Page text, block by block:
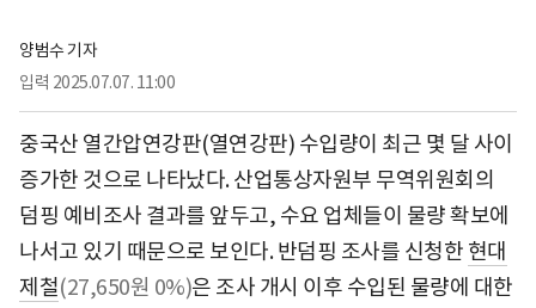
양범수 기자
입력 2025.07.07. 11:00
중국산 열간압연강판(열연강판) 수입량이 최근 몇 달 사이
증가한 것으로 나타났다. 산업통상자원부 무역위원회의
덤핑 예비조사 결과를 앞두고, 수요 업체들이 물량 확보에
나서고 있기 때문으로 보인다. 반덤핑 조사를 신청한 현대
제철(27,650원 0%)은 조사 개시 이후 수입된 물량에 대한